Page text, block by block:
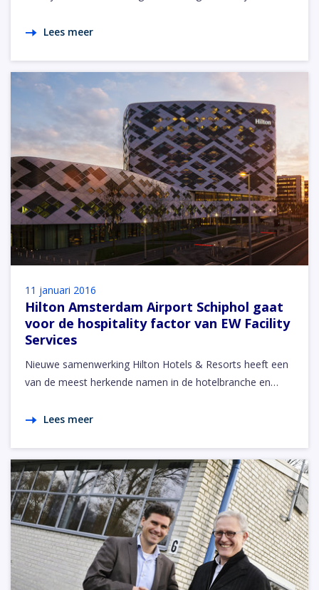
Lees meer
11 januari 2016
Hilton Amsterdam Airport Schiphol gaat
voor de hospitality factor van EW Facility
Services
Nieuwe samenwerking Hilton Hotels & Resorts heeft een
van de meest herkende namen in de hotelbranche en…
Lees meer